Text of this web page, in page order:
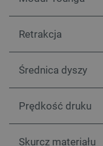
Retrakcja
Średnica dyszy
Prędkość druku
Skurcz materiału
Niezbędne
jak logowanie
prawidłowo